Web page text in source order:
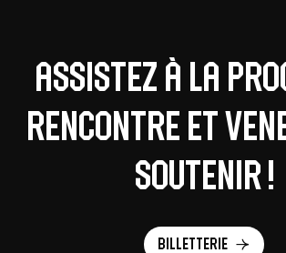
Assistez à la
rencontre et
soutenir !
Billetterie